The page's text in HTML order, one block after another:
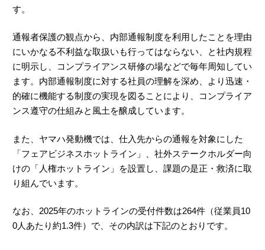
す。
通報者保護の観点から、内部通報制度を利用したことを理由
にいかなる不利益な取扱いも行ってはならない、と社内規程
に明示し、コンプライアンス研修の場などで毎年周知してい
ます。内部通報制度に対する社員の理解を深め、より迅速・
的確に機能する制度の実現を図ることにより、コンプライア
ンス遵守の仕組みと風土を醸成しています。
また、ヤマハ発動機では、仕入先からの通報を対象にした
「フェアビジネスホットライン」、社外ステークホルダー向
けの「人権ホットライン」を設置し、課題の是正・救済に取
り組んでいます。
なお、2025年のホットラインの受付件数は264件（従業員10
0人あたり約1.3件）で、その内訳は下記のとおりです。